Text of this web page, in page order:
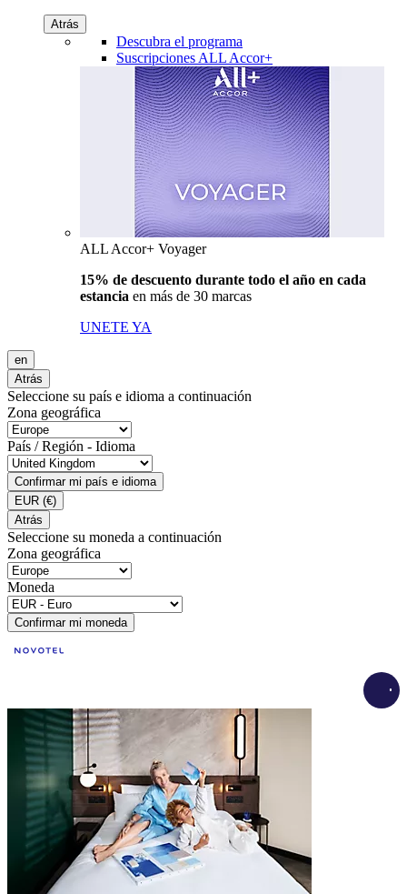
Atrás
Descubra el programa
Suscripciones ALL Accor+
ALL Accor+ Voyager
15% de descuento durante todo el año en cada
estancia en más de 30 marcas
UNETE YA
en
Atrás
Seleccione su país e idioma a continuación
Zona geográfica
País / Región - Idioma
Confirmar mi país e idioma
EUR (€)
Atrás
Seleccione su moneda a continuación
Zona geográfica
Moneda
Confirmar mi moneda